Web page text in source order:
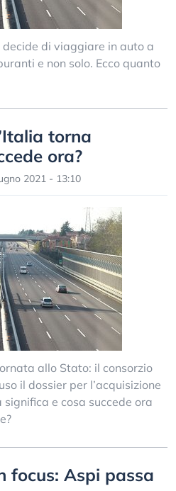
di viaggiare in auto a
e non solo. Ecco quanto
torna
ora?
2021 - 13:10
allo Stato: il consorzio
il dossier per l’acquisizione
significa e cosa succede ora
focus: Aspi passa